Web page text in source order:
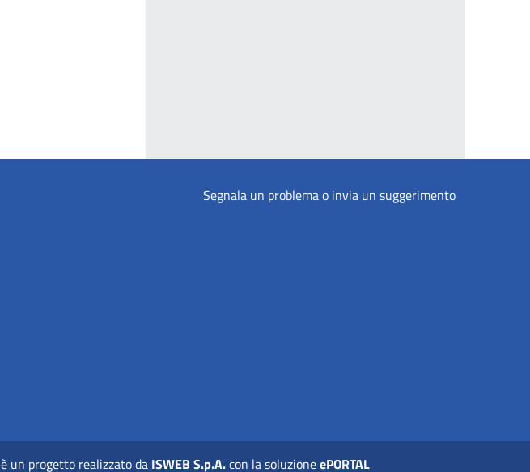
Segnala un problema o invia un suggerimento
è un progetto realizzato da ISWEB S.p.A.con la soluzioneePORTAL